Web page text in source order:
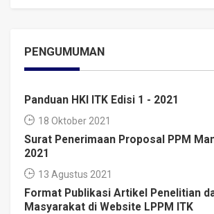
PENGUMUMAN
Panduan HKI ITK Edisi 1 - 2021
18 Oktober 2021
Surat Penerimaan Proposal PPM
2021
13 Agustus 2021
Format Publikasi Artikel Penelitian
Masyarakat di Website LPPM ITK